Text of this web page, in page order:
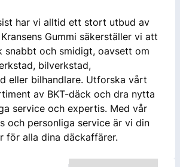
har vi alltid ett stort utbud av
Gummi säkerställer vi att
snabbt och smidigt, oavsett om
bilverkstad,
eller bilhandlare. Utforska vårt
av BKT-däck och dra nytta
service och expertis. Med vår
och personliga service är vi din
för alla dina däckaffärer.